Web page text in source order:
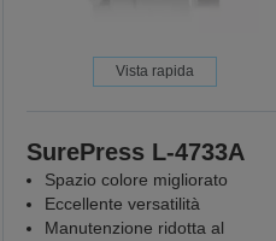
Vista rapida
SurePress L-4733A
Spazio colore migliorato
Eccellente versatilità
Manutenzione ridotta al